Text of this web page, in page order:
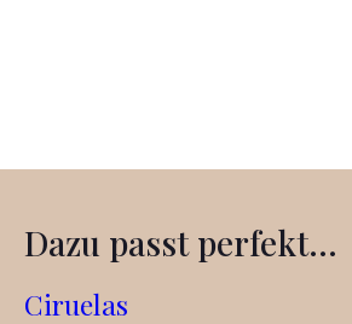
Dazu passt perfekt...
Ciruelas